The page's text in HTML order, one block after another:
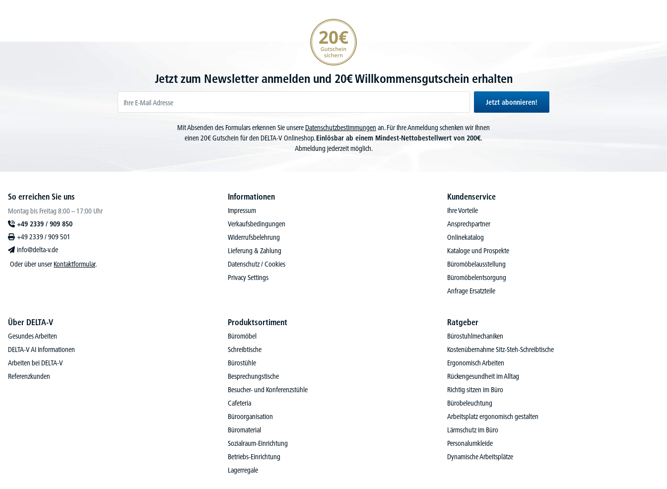
20€ Gutschein sichern
Jetzt zum Newsletter anmelden und 20€ Willkommensgutschein erhalten
Jetzt abonnieren!
Mit Absenden des Formulars erkennen Sie unsere Datenschutzbestimmungen an. Für Ihre Anmeldung schenken wir Ihnen
einen 20€ Gutschein für den DELTA-V Onlineshop.Einlösbar ab einem Mindest-Nettobestellwert von 200€.
Abmeldung jederzeit möglich.
So erreichen Sie uns
Montag bis Freitag 8:00 – 17:00 Uhr
+49 2339 / 909 850
+49 2339 / 909 501
info@delta-v.de
Oder über unser Kontaktformular.
Informationen
Impressum
Verkaufsbedingungen
Widerrufsbelehrung
Lieferung & Zahlung
Datenschutz / Cookies
Privacy Settings
Kundenservice
Ihre Vorteile
Ansprechpartner
Onlinekatalog
Kataloge und Prospekte
Büromöbelausstellung
Büromöbelentsorgung
Anfrage Ersatzteile
Über DELTA-V
Gesundes Arbeiten
DELTA-V AI Informationen
Arbeiten bei DELTA-V
Referenzkunden
Produktsortiment
Büromöbel
Schreibtische
Bürostühle
Besprechungstische
Besucher- und Konferenzstühle
Cafeteria
Büroorganisation
Büromaterial
Sozialraum-Einrichtung
Betriebs-Einrichtung
Lagerregale
Ratgeber
Bürostuhlmechaniken
Kostenübernahme Sitz-Steh-Schreibtische
Ergonomisch Arbeiten
Rückengesundheit im Alltag
Richtig sitzen im Büro
Bürobeleuchtung
Arbeitsplatz ergonomisch gestalten
Lärmschutz im Büro
Personalumkleide
Dynamische Arbeitsplätze